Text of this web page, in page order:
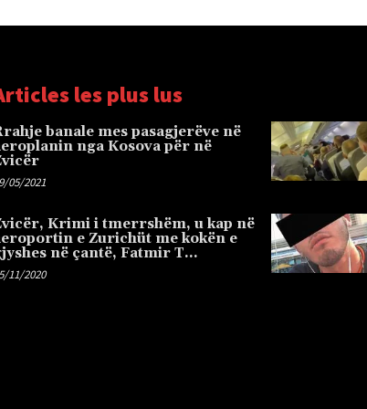
les plus lus
banale mes pasagjerëve në
nga Kosova për në
05/2021
Krimi i tmerrshëm, u kap në
e Zurichüt me kokën e
në çantë, Fatmir T…
11/2020